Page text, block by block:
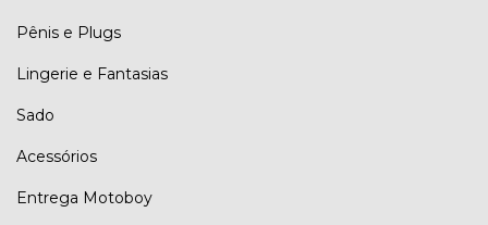
Pênis e Plugs
Lingerie e Fantasias
Sado
Acessórios
Entrega Motoboy